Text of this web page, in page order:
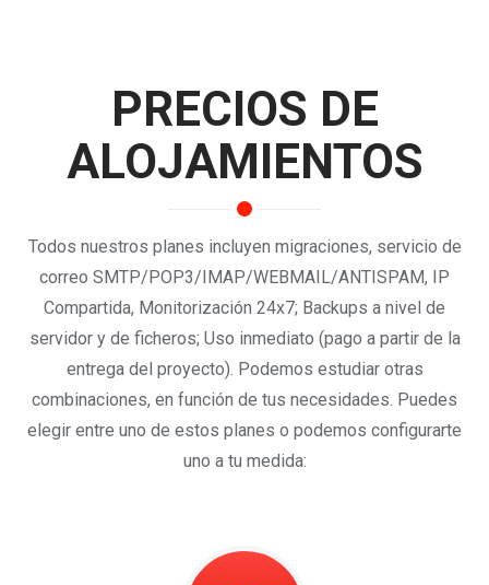
PRECIOS DE
ALOJAMIENTOS
Todos nuestros planes incluyen migraciones, servicio de
correo SMTP/POP3/IMAP/WEBMAIL/ANTISPAM, IP
Compartida, Monitorización 24x7; Backups a nivel de
servidor y de ficheros; Uso inmediato (pago a partir de la
entrega del proyecto). Podemos estudiar otras
combinaciones, en función de tus necesidades. Puedes
elegir entre uno de estos planes o podemos configurarte
uno a tu medida: